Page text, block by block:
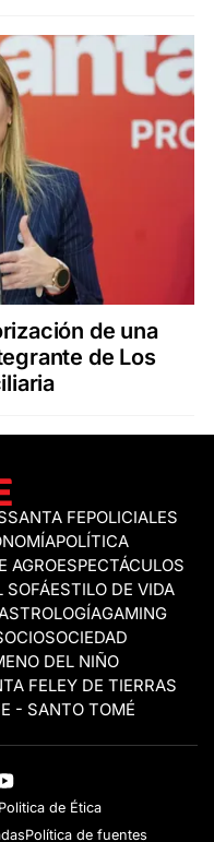
de una
de Los
SANTA FEPOLICIALES
POLÍTICA
AGROESPECTÁCULOS
SOFÁESTILO DE VIDA
GAMING
OCIOSOCIEDAD
DEL NIÑO
FELEY DE TIERRAS
- SANTO TOMÉ
Politica de Ética
Política de fuentes